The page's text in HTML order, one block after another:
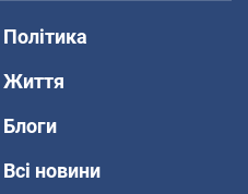
Політика
Життя
Блоги
Всі новини